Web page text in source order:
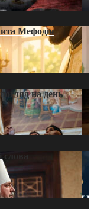
Мефодія
на день
слова